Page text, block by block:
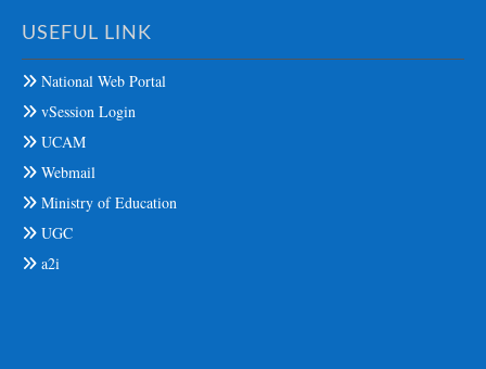
USEFUL LINK
National Web Portal
vSession Login
UCAM
Webmail
Ministry of Education
UGC
a2i